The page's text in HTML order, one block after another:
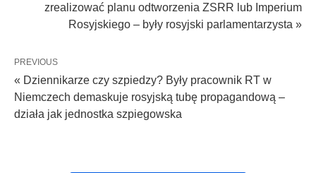
zrealizować planu odtworzenia ZSRR lub Imperium
Rosyjskiego – były rosyjski parlamentarzysta »
PREVIOUS
« Dziennikarze czy szpiedzy? Były pracownik RT w
Niemczech demaskuje rosyjską tubę propagandową –
działa jak jednostka szpiegowska